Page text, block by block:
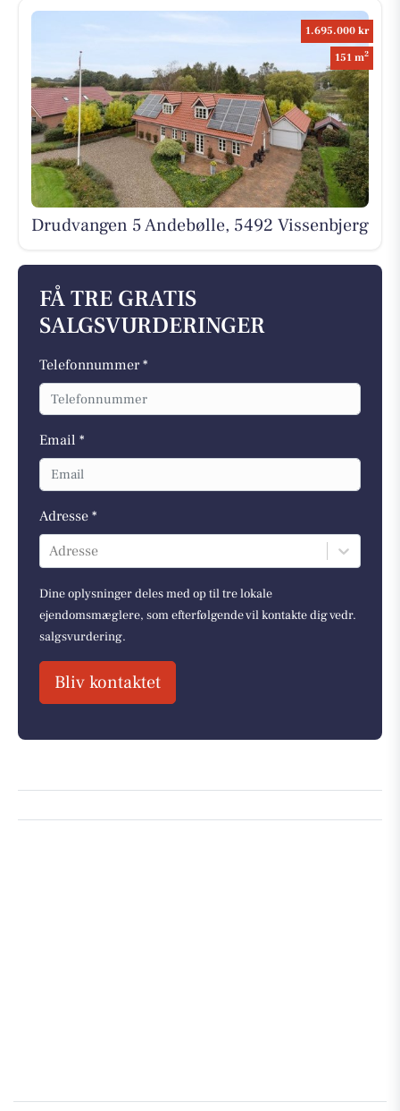
1.695.000 kr
151 m2
Drudvangen 5 Andebølle, 5492 Vissenbjerg
FÅ TRE GRATIS
SALGSVURDERINGER
Telefonnummer *
Email *
Adresse *
Adresse
Dine oplysninger deles med op til tre lokale
ejendomsmæglere, som efterfølgende vil kontakte dig vedr.
salgsvurdering.
Bliv kontaktet